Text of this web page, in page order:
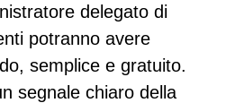
delegato di
potranno avere
semplice e gratuito.
segnale chiaro della